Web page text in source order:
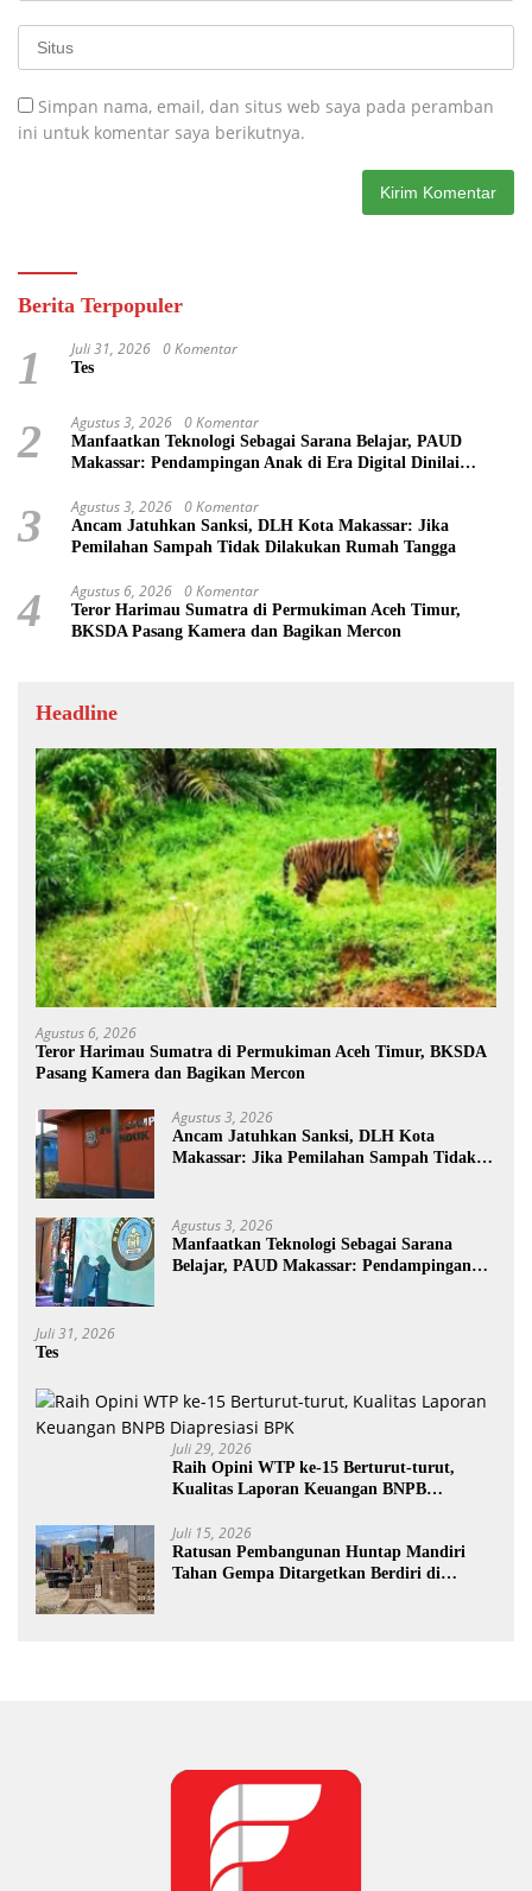
Simpan nama, email, dan situs web saya pada peramban
ini untuk komentar saya berikutnya.
Berita Terpopuler
1 Juli 31, 2026 0 Komentar
Tes
2 Agustus 3, 2026 0 Komentar
Manfaatkan Teknologi Sebagai Sarana Belajar, PAUD
Makassar: Pendampingan Anak di Era Digital Dinilai
3 Agustus 3, 2026 0 Komentar
Ancam Jatuhkan Sanksi, DLH Kota Makassar: Jika
Pemilahan Sampah Tidak Dilakukan Rumah Tangga
4 Agustus 6, 2026 0 Komentar
Teror Harimau Sumatra di Permukiman Aceh Timur,
BKSDA Pasang Kamera dan Bagikan Mercon
Headline
Agustus 6, 2026
Teror Harimau Sumatra di Permukiman Aceh Timur, BKSDA
Pasang Kamera dan Bagikan Mercon
Agustus 3, 2026
Ancam Jatuhkan Sanksi, DLH Kota
Makassar: Jika Pemilahan Sampah Tidak
Agustus 3, 2026
Manfaatkan Teknologi Sebagai Sarana
Belajar, PAUD Makassar: Pendampingan
Juli 31, 2026
Tes
Juli 29, 2026
Raih Opini WTP ke-15 Berturut-turut,
Kualitas Laporan Keuangan BNPB
Juli 15, 2026
Ratusan Pembangunan Huntap Mandiri
Tahan Gempa Ditargetkan Berdiri di